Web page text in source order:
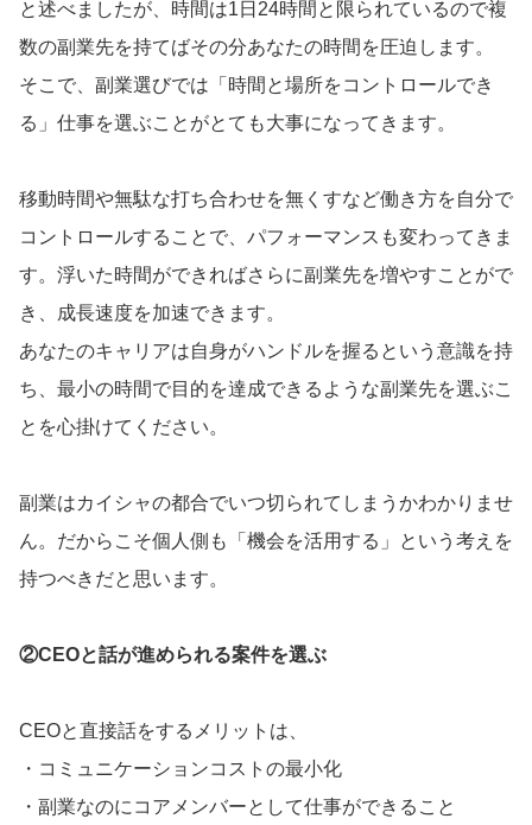
と述べましたが、時間は1日24時間と限られているので複
数の副業先を持てばその分あなたの時間を圧迫します。
そこで、副業選びでは「時間と場所をコントロールでき
る」仕事を選ぶことがとても大事になってきます。
移動時間や無駄な打ち合わせを無くすなど働き方を自分で
コントロールすることで、パフォーマンスも変わってきま
す。浮いた時間ができればさらに副業先を増やすことがで
き、成長速度を加速できます。
あなたのキャリアは自身がハンドルを握るという意識を持
ち、最小の時間で目的を達成できるような副業先を選ぶこ
とを心掛けてください。
副業はカイシャの都合でいつ切られてしまうかわかりませ
ん。だからこそ個人側も「機会を活用する」という考えを
持つべきだと思います。
②CEOと話が進められる案件を選ぶ
CEOと直接話をするメリットは、
・コミュニケーションコストの最小化
・副業なのにコアメンバーとして仕事ができること